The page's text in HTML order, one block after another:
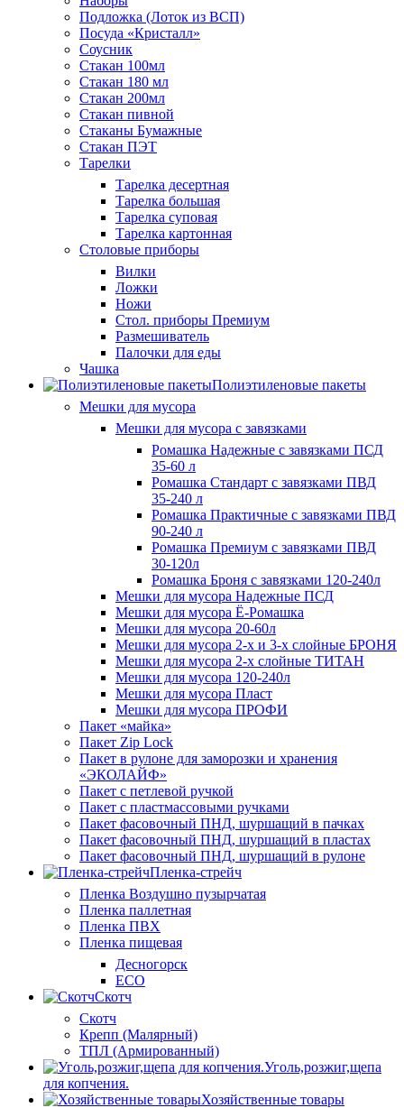
Подложка (Лоток из ВСП)
Посуда «Кристалл»
Соусник
Стакан 100мл
Стакан 180 мл
Стакан 200мл
Стакан пивной
Стаканы Бумажные
Стакан ПЭТ
Тарелки
Тарелка десертная
Тарелка большая
Тарелка суповая
Тарелка картонная
Столовые приборы
Вилки
Ложки
Ножи
Стол. приборы Премиум
Размешиватель
Палочки для еды
Чашка
Полиэтиленовые пакеты
Мешки для мусора
Мешки для мусора с завязками
Ромашка Надежные с завязками ПСД
35-60 л
Ромашка Стандарт с завязками ПВД
35-240 л
Ромашка Практичные с завязками ПВД
90-240 л
Ромашка Премиум с завязками ПВД
30-120л
Ромашка Броня с завязками 120-240л
Мешки для мусора Надежные ПСД
Мешки для мусора Ё-Ромашка
Мешки для мусора 20-60л
Мешки для мусора 2-х и 3-х слойные БРОНЯ
Мешки для мусора 2-х слойные ТИТАН
Мешки для мусора 120-240л
Мешки для мусора Пласт
Мешки для мусора ПРОФИ
Пакет «майка»
Пакет Zip Lock
Пакет в рулоне для заморозки и хранения
«ЭКОЛАЙФ»
Пакет с петлевой ручкой
Пакет с пластмассовыми ручками
Пакет фасовочный ПНД, шуршащий в пачках
Пакет фасовочный ПНД, шуршащий в пластах
Пакет фасовочный ПНД, шуршащий в рулоне
Пленка-стрейч
Пленка Воздушно пузырчатая
Пленка паллетная
Пленка ПВХ
Пленка пищевая
Десногорск
ECO
Скотч
Скотч
Крепп (Малярный)
ТПЛ (Армированный)
Уголь,розжиг,щепа
для копчения.
Хозяйственные товары